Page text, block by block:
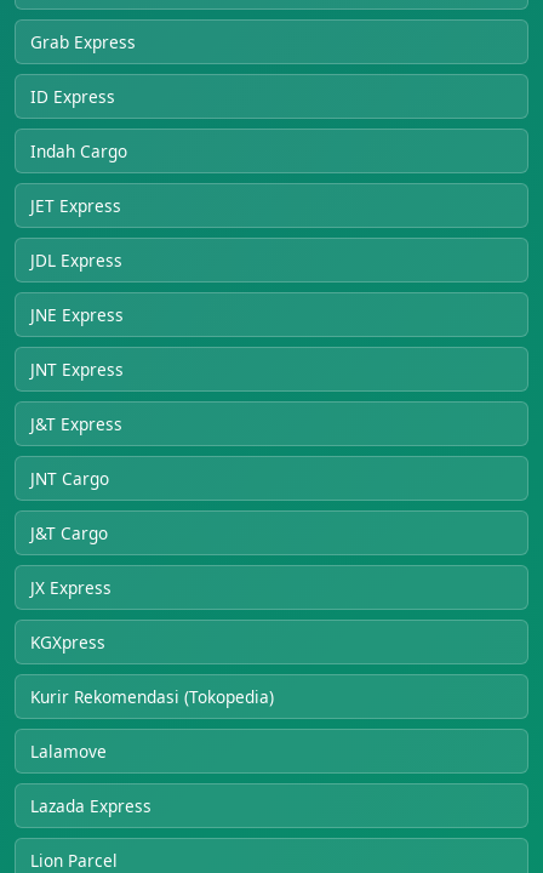
Grab Express
ID Express
Indah Cargo
JET Express
JDL Express
JNE Express
JNT Express
J&T Express
JNT Cargo
J&T Cargo
JX Express
KGXpress
Kurir Rekomendasi (Tokopedia)
Lalamove
Lazada Express
Lion Parcel